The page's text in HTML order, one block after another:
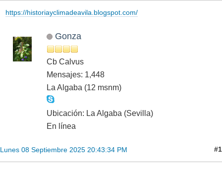
https://historiayclimadeavila.blogspot.com/
Gonza
Cb Calvus
Mensajes: 1,448
La Algaba (12 msnm)
Ubicación: La Algaba (Sevilla)
En línea
Lunes 08 Septiembre 2025 20:43:34 PM #1